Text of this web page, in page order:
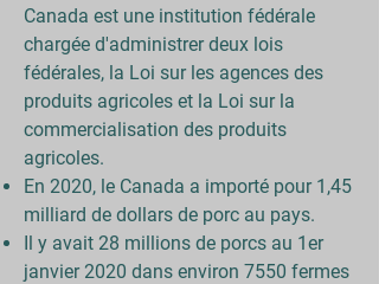
Canada est une institution fédérale
chargée d'administrer deux lois
fédérales, la Loi sur les agences des
produits agricoles et la Loi sur la
commercialisation des produits
agricoles.
En 2020, le Canada a importé pour 1,45
milliard de dollars de porc au pays.
Il y avait 28 millions de porcs au 1er
janvier 2020 dans environ 7550 fermes